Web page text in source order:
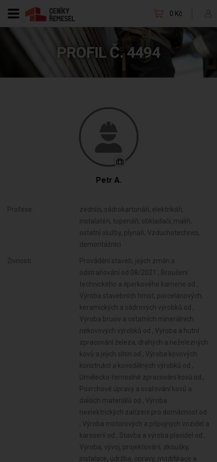
0 Kč
PROFIL Č. 4494
Petr A.
Profese:
zedníci, sádrokartonáři, elektrikáři,
instalatéři, topenáři, obkladači, malíři,
ostatní služby, plynaři, Vzduchotechnici,
demontážníci
Živnosti: Provádění staveb, jejich změn a odstraňování od 08/2021 , Broušení technického a šperkového kamene od , Výroba stavebních hmot, porcelánových, keramických a sádrových výrobků od , Výroba brusiv a ostatních minerálních nekovových výrobků od , Výroba a hutní zpracování železa, drahých a neželezných kovů a jejich slitin od , Výroba kovových konstrukcí a kovodělných výrobků od , Umělecko-řemeslné zpracování kovů od , Povrchové úpravy a svařování kovů a dalších materiálů od , Výroba neelektrických zařízení pro domácnost od , Výroba motorových a přípojných vozidel a karoserií od , Stavba a výroba plavidel od , Výroba, vývoj, projektování, zkoušky, instalace, údržba, opravy, modifikace a konstrukční změny letadel, motorů letadel, vrtulí, letadlových částí a zařízení a leteckých pozemních zařízení od , Výroba, opravy a údržba sportovních potřeb, her, hraček a dětských kočárků od , Výroba měřicích, zkušebních, navigačních, optických a fotografických přístrojů a zařízení od , Výroba elektronických součástek, elektrických zařízení a výroba a opravy elektrických strojů, přístrojů a elektronických zařízení pracujících na malém napětí od , Výroba strojů a zařízení od , Výroba drážních hnacích vozidel a drážních vozidel na dráze tramvajové, trolejbusové a lanové a železničního parku od , Výroba jízdních kol, vozíků pro invalidy a jiných nemotorových dopravních prostředků od , Výroba a opravy čalounických výrobků od , Výroba zdravotnických prostředků od , Výroba a opravy zdrojů ionizujícího záření od , Výroba školních a kancelářských potřeb, kromě výrobků z papíru, výroba bižuterie, kartáčnického a konfekčního zboží, deštníků, upomínkových předmětů od , Výroba dalších výrobků zpracovatelského průmyslu od , Provozování vodovodů a kanalizací a úprava a rozvod vody od , Nakládání s odpady (vyjma nebezpečných) od , Přípravné a dokončovací stavební práce, specializované stavební činnosti od , Sklenářské práce, rámování a paspartování od , Zprostředkování obchodu a služeb od , Velkoobchod a maloobchod od , Zastavárenská činnost a maloobchod s použitým zbožím od , Údržba motorových vozidel a jejich příslušenství od , Potrubní a pozemní doprava (vyjma železniční a silniční motorové dopravy) od , Skladování, balení zboží, manipulace s nákladem a technické činnosti v dopravě od , Ubytovací služby od , Činnost informačních a zpravodajských kanceláří od , Pronájem a půjčování věcí movitých od , Poradenská a konzultační činnost, zpracování odborných studií a posudků od , Projektování pozemkových úprav od , Zasilatelství a zastupování v celním řízení od , Poskytování software, poradenství v oblasti informačních technologií, zpracování dat, hostingové a související činnosti a webové portály od , Příprava a vypracování technických návrhů, grafické a kresličské práce od , Projektování elektrických zařízení od , Výzkum a vývoj v oblasti přírodních a technických věd nebo společenských věd od , Testování, měření, analýzy a kontroly od , Reklamní činnost, marketing, mediální zastoupení od , Fotografické služby od , Návrhářská, designérská, aranžérská činnost a modeling od , Překladatelská a tlumočnická činnost od , Služby v oblasti administrativní správy a služby organizačně hospodářské povahy od , Provozování cestovní agentury a průvodcovská činnost v oblasti cestovního ruchu od , Mimoškolní výchova a vzdělávání, pořádání kurzů, školení, včetně lektorské činnosti od , Poskytování služeb pro zemědělství, zahradnictví, rybníkářství, lesnictví a myslivost od , Provozování kulturních, kulturně-vzdělávacích a zábavních zařízení, pořádání kulturních produkcí, zábav, výstav, veletrhů, přehlídek, prodejních a obdobných akcí od , Provozování tělovýchovných a sportovních zařízení a